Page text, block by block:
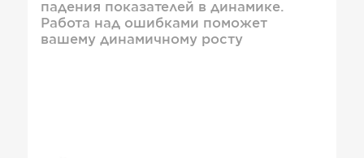
падения показателей в динамике.
Работа над ошибками поможет
вашему динамичному росту